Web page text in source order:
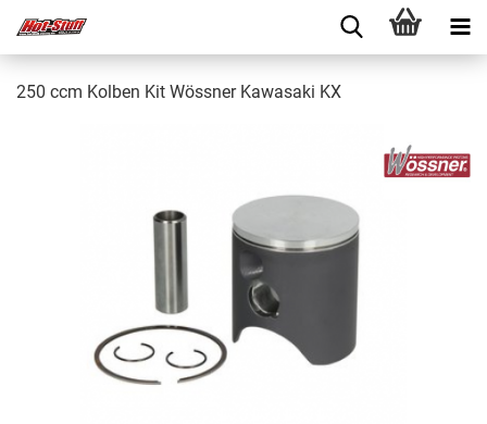
250 ccm Kolben Kit Wössner Kawasaki KX